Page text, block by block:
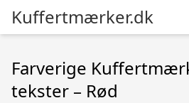
Kuffertmærker.dk
Farverige
tekster – Rød